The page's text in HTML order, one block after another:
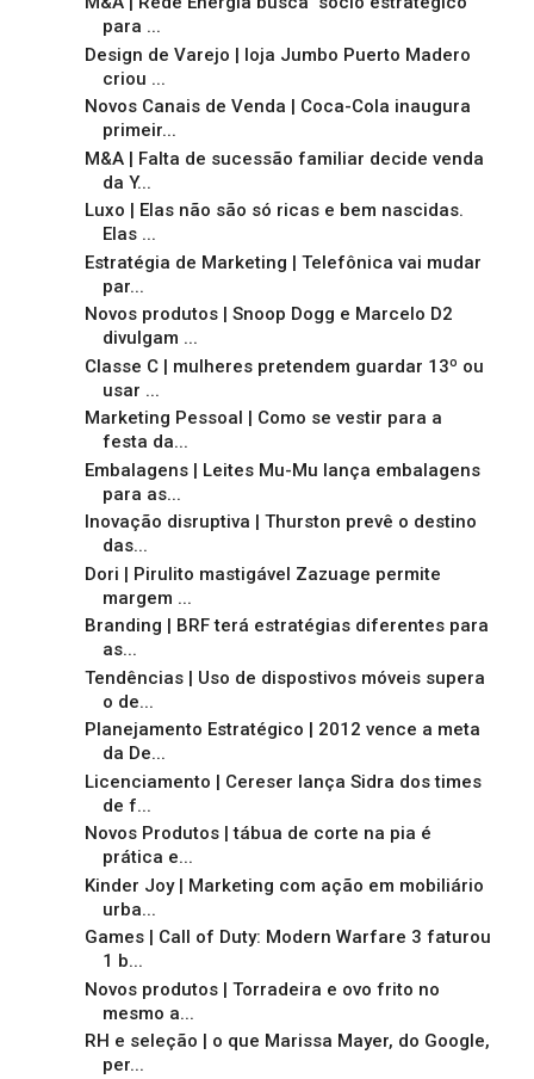
para ...
Design de Varejo | loja Jumbo Puerto Madero
criou ...
Novos Canais de Venda | Coca-Cola inaugura
primeir...
M&A | Falta de sucessão familiar decide venda
da Y...
Luxo | Elas não são só ricas e bem nascidas.
Elas ...
Estratégia de Marketing | Telefônica vai mudar
par...
Novos produtos | Snoop Dogg e Marcelo D2
divulgam ...
Classe C | mulheres pretendem guardar 13º ou
usar ...
Marketing Pessoal | Como se vestir para a
festa da...
Embalagens | Leites Mu-Mu lança embalagens
para as...
Inovação disruptiva | Thurston prevê o destino
das...
Dori | Pirulito mastigável Zazuage permite
margem ...
Branding | BRF terá estratégias diferentes para
as...
Tendências | Uso de dispostivos móveis supera
o de...
Planejamento Estratégico | 2012 vence a meta
da De...
Licenciamento | Cereser lança Sidra dos times
de f...
Novos Produtos | tábua de corte na pia é
prática e...
Kinder Joy | Marketing com ação em mobiliário
urba...
Games | Call of Duty: Modern Warfare 3 faturou
1 b...
Novos produtos | Torradeira e ovo frito no
mesmo a...
RH e seleção | o que Marissa Mayer, do Google,
per...